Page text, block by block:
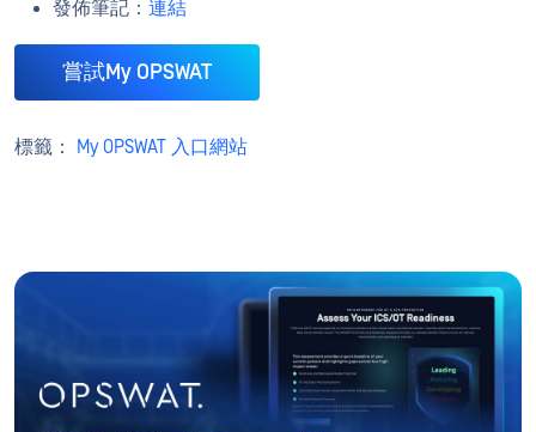
發佈筆記： 連結
嘗試My OPSWAT
標籤： My OPSWAT 入口網站